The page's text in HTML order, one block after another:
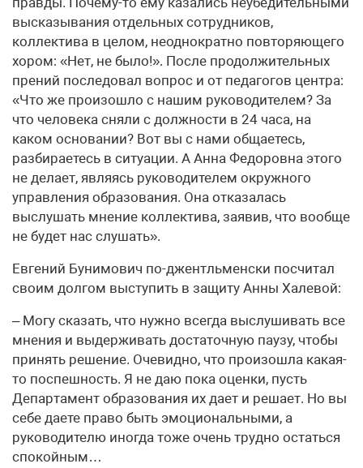
высказывания отдельных сотрудников,
коллектива в целом, неоднократно повторяющего
хором: «Нет, не было!». После продолжительных
прений последовал вопрос и от педагогов центра:
«Что же произошло с нашим руководителем? За
что человека сняли с должности в 24 часа, на
каком основании? Вот вы с нами общаетесь,
разбираетесь в ситуации. А Анна Федоровна этого
не делает, являясь руководителем окружного
управления образования. Она отказалась
выслушать мнение коллектива, заявив, что вообще
не будет нас слушать».
Евгений Бунимович по-джентльменски посчитал
своим долгом выступить в защиту Анны Халевой:
– Могу сказать, что нужно всегда выслушивать все
мнения и выдерживать достаточную паузу, чтобы
принять решение. Очевидно, что произошла какая-
то поспешность. Я не даю пока оценки, пусть
Департамент образования их дает и решает. Но вы
себе даете право быть эмоциональными, а
руководителю иногда тоже очень трудно остаться
спокойным…